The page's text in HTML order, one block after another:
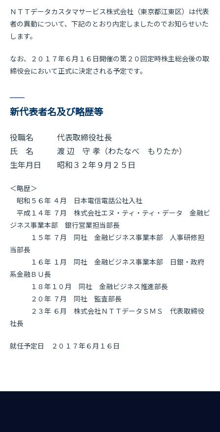
ＮＴＴデータカスタマサービス株式会社（東京都江東区）は代表
者の異動について、下記のとおり内定しましたのでお知らせいた
します。
なお、２０１７年６月１６日開催の第２０回定時株主総会後の取
締役会において正式に決定される予定です。
新代表者名及び略歴等
役職名 代表取締役社長
氏 名 渡 辺 守 孝（わたなべ もりたか）
生年月日 昭和３２年９月２５日
＜略歴＞
昭和５６年 ４月 日本電信電話公社入社
平成１４年 ７月 株式会社エヌ・ティ・ティ・データ 金融ビ
ジネス事業本部 銀行営業担当部長
１５年 ７月 同社 金融ビジネス事業本部 人事研修担
当部長
１６年 １月 同社 金融ビジネス事業本部 日銀・政府
系金融ＢＵ長
１８年１０月 同社 金融ビジネス推進部長
２０年 ７月 同社 監査部長
２３年 ６月 株式会社ＮＴＴデータＳＭＳ 代表取締役
社長
就任予定日 ２０１７年６月１６日